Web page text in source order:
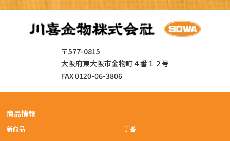
〒577-0815
大阪府東大阪市金物町４番１２号
FAX 0120-06-3806
商品情報
新商品 丁番